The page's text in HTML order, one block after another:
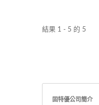
結果 1 - 5 的 5
固特優公司簡介